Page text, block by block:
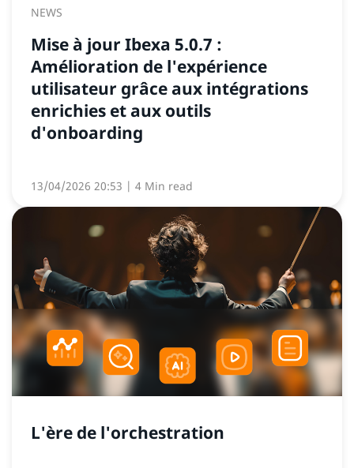
NEWS
Mise à jour Ibexa 5.0.7 :
Amélioration de l'expérience
utilisateur grâce aux intégrations
enrichies et aux outils
d'onboarding
13/04/2026 20:53 | 4 Min read
L'ère de l'orchestration